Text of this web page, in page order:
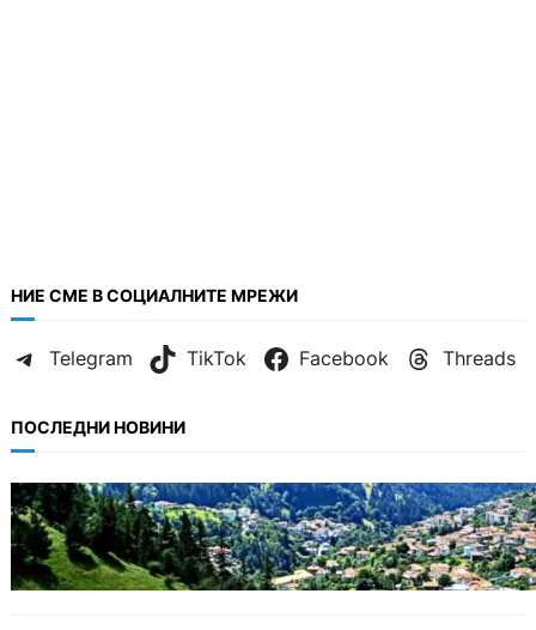
НИЕ СМЕ В СОЦИАЛНИТЕ МРЕЖИ
Telegram TikTok Facebook Threads
ПОСЛЕДНИ НОВИНИ
БЪЛГАРИЯ
Полицията алармира за нова схема с
фалшиви лечители и „вълшебни“ мехлеми